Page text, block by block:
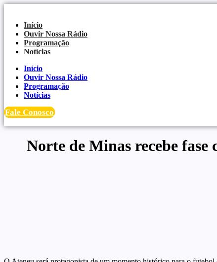
conteúdo
Início
Ouvir Nossa Rádio
Programação
Notícias
Início
Ouvir Nossa Rádio
Programação
Notícias
Fale Conosco
Norte de Minas recebe